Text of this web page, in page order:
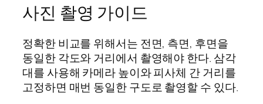
사진 촬영 가이드
정확한 비교를 위해서는 전면, 측면, 후면을
동일한 각도와 거리에서 촬영해야 한다. 삼각
대를 사용해 카메라 높이와 피사체 간 거리를
고정하면 매번 동일한 구도로 촬영할 수 있다.